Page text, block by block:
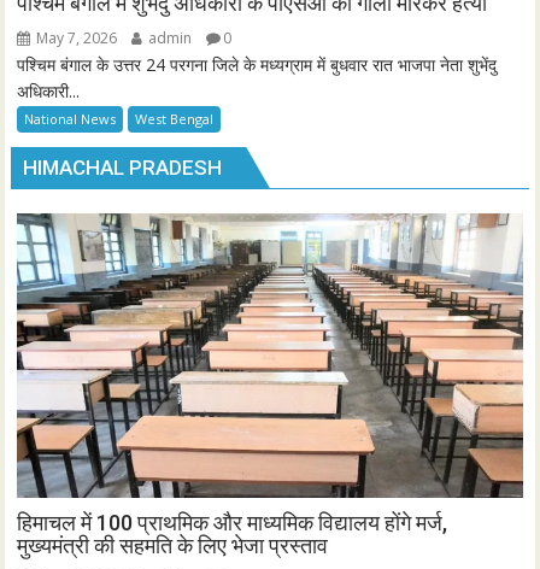
May 7, 2026 admin 0
पश्चिम बंगाल के उत्तर 24 परगना जिले के मध्यग्राम में बुधवार रात भाजपा नेता शुभेंदु
अधिकारी...
National News West Bengal
HIMACHAL PRADESH
हिमाचल में 100 प्राथमिक और माध्यमिक विद्यालय होंगे मर्ज,
मुख्यमंत्री की सहमति के लिए भेजा प्रस्ताव